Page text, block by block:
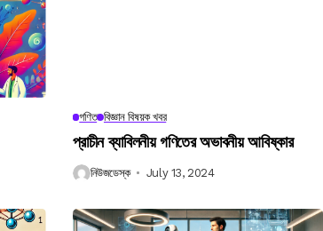
গণিত বিজ্ঞান বিষয়ক খবর
প্রাচীন ব্যাবিলনীয় গণিতের অভাবনীয় আবিষ্কার
নিউজডেস্ক July 13, 2024